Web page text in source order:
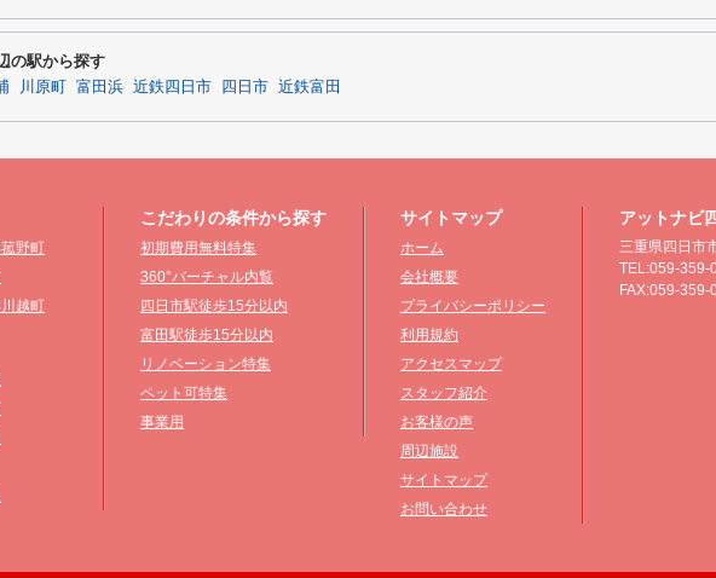
の駅から探す
川原町 富田浜 近鉄四日市 四日市 近鉄富田
野町
越町
こだわりの条件から探す
初期費用無料特集
360°バーチャル内覧
四日市駅徒歩15分以内
富田駅徒歩15分以内
リノベーション特集
ペット可特集
事業用
サイトマップ
ホーム
会社概要
プライバシーポリシー
利用規約
アクセスマップ
スタッフ紹介
お客様の声
周辺施設
サイトマップ
お問い合わせ
アットナビ
三重県四日市
TEL:059-359-
FAX:059-359-